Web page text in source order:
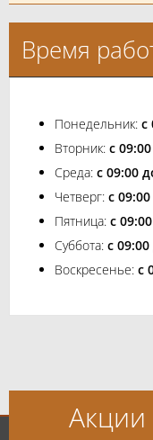
Время
Понедельник: с
Вторник: с
Среда: с 09:00
Четверг: с
Пятница: с
Суббота: с
Воскресенье: с
Акции